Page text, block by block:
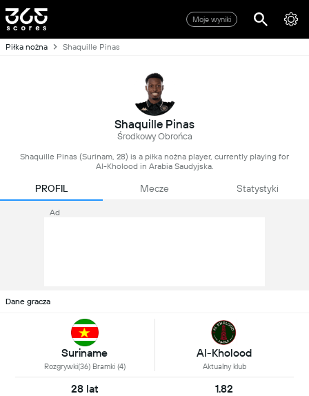
Moje wyniki
Piłka nożna Shaquille Pinas
Shaquille Pinas
Środkowy Obrońca
Shaquille Pinas (Surinam, 28) is a piłka nożna player, currently playing for
Al-Kholood in Arabia Saudyjska.
PROFIL Mecze Statystyki
Ad
Dane gracza
Suriname
Rozgrywki(36) Bramki (4)
Al-Kholood
Aktualny klub
28 lat 1.82